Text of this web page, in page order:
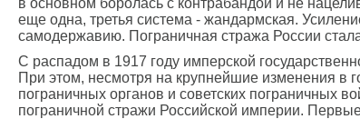
в основном боролась с контрабандой и не
еще одна, третья система - жандармская.
самодержавию. Пограничная стража России
С распадом в 1917 году имперской
При этом, несмотря на крупнейшие изменения в
пограничных органов и советских пограничных
пограничной стражи Российской империи.